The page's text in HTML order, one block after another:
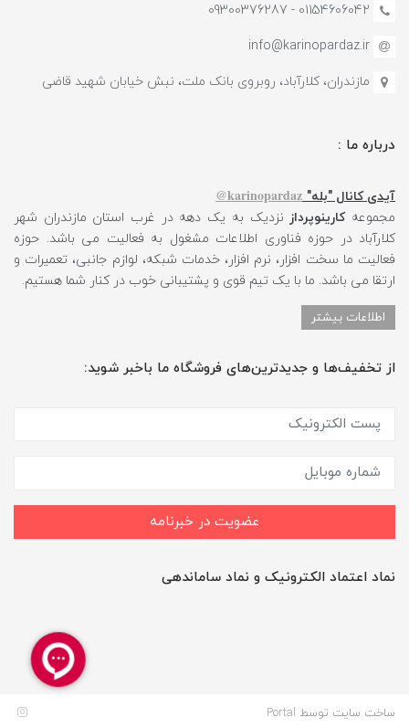
01154606042 - 09300376287
info@karinopardaz.ir
مازندران، کلارآباد، روبروی بانک ملت، نبش خیابان شهید قاضی
درباره ما :
آیدی کانال "بله" karinopardaz@
مجموعهکارینوپرداز نزدیک به یک دهه در غرب استان مازندران شهر
کلارآباد در حوزه فناوری اطلاعات مشغول به فعالیت می باشد. حوزه
فعالیت ما سخت افزار، نرم افزار، خدمات شبکه، لوازم جانبی، تعمیرات و
ارتقا می باشد. ما با یک تیم قوی و پشتیبانی خوب در کنار شما هستیم.
اطلاعات بیشتر
از تخفیف‌ها و جدیدترین‌های فروشگاه ما باخبر شوید:
عضویت در خبرنامه
نماد اعتماد الکترونیک و نماد ساماندهی
ساخت سایت توسط Portal